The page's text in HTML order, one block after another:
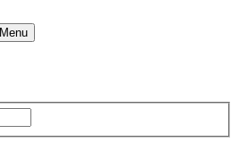
Menu